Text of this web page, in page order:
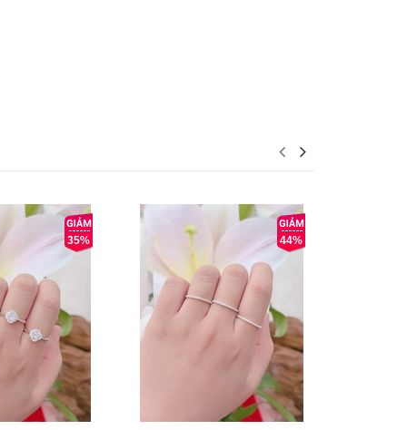
35% 44%